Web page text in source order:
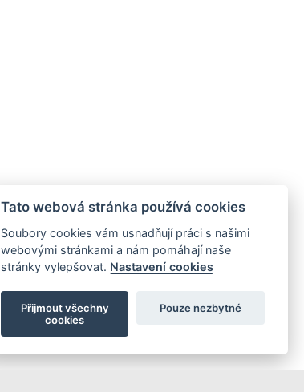
Tato webová stránka používá cookies
Soubory cookies vám usnadňují práci s našimi
webovými stránkami a nám pomáhají naše
stránky vylepšovat. Nastavení cookies
Přijmout všechny
cookies
Pouze nezbytné